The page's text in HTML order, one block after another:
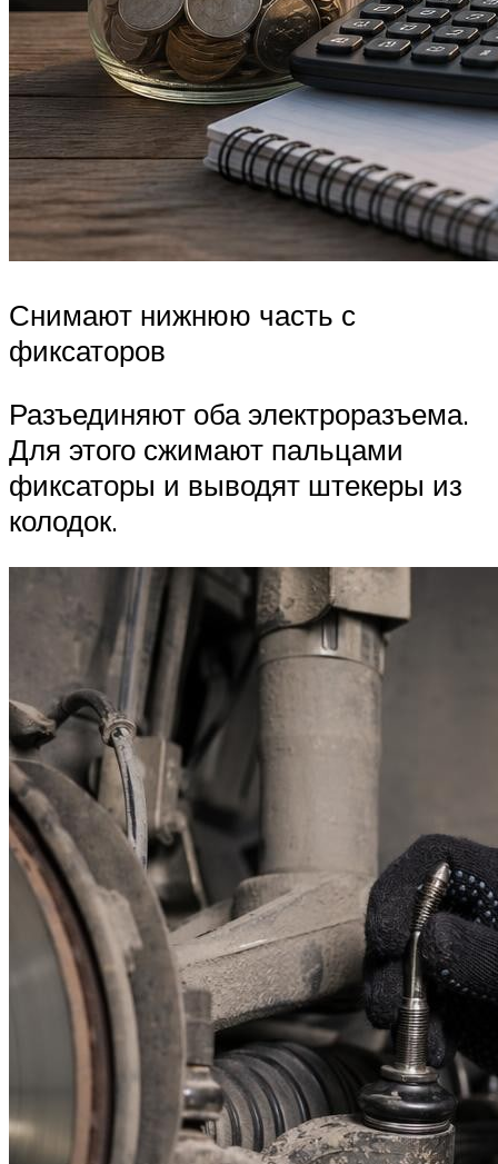
Снимают нижнюю часть с
фиксаторов
Разъединяют оба электроразъема.
Для этого сжимают пальцами
фиксаторы и выводят штекеры из
колодок.